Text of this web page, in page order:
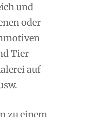
und
oder
Tier
auf
zu einem